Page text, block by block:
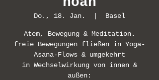
Do., 18. Jan. Basel
Atem, Bewegung & Meditation.
freie Bewegungen fließen in Yoga-
Asana-Flows & umgekehrt
in Wechselwirkung von innen &
außen: